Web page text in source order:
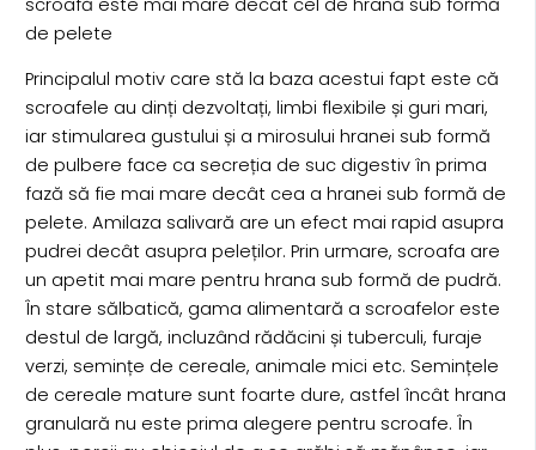
de pelete
Principalul motiv care stă la baza acestui fapt este că
scroafele au dinți dezvoltați, limbi flexibile și guri mari,
iar stimularea gustului și a mirosului hranei sub formă
de pulbere face ca secreția de suc digestiv în prima
fază să fie mai mare decât cea a hranei sub formă de
pelete. Amilaza salivară are un efect mai rapid asupra
pudrei decât asupra peleților. Prin urmare, scroafa are
un apetit mai mare pentru hrana sub formă de pudră.
În stare sălbatică, gama alimentară a scroafelor este
destul de largă, incluzând rădăcini și tuberculi, furaje
verzi, semințe de cereale, animale mici etc. Semințele
de cereale mature sunt foarte dure, astfel încât hrana
granulară nu este prima alegere pentru scroafe. În